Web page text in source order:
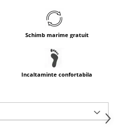
Schimb marime gratuit
Incaltaminte confortabila